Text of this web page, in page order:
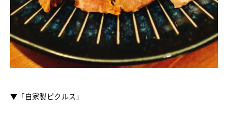
▼「自家製ピクルス」